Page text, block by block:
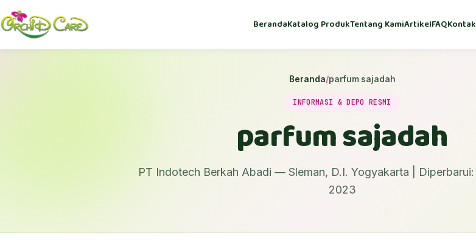
BerandaKatalog ProdukTentang KamiArtikelFAQKontak
Beranda/parfum sajadah
INFORMASI & DEPO RESMI
parfum sajadah
PT Indotech Berkah Abadi — Sleman, D.I. Yogyakarta |
2023